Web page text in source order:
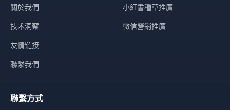
關於我們
技术洞察
友情链接
聯繫我們
小紅書種草推廣
微信營銷推廣
聯繫方式